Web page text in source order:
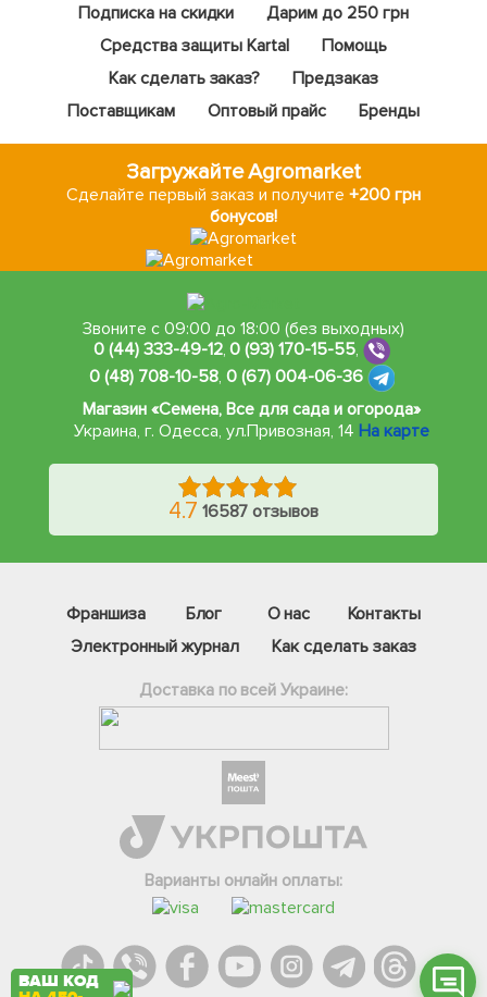
Подписка на скидки
Дарим до 250 грн
Средства защиты Kartal
Помощь
Как сделать заказ?
Предзаказ
Поставщикам
Оптовый прайс Бренды
Загружайте Agromarket
Сделайте первый заказ и получите +200 грн
бонусов!
Звоните с 09:00 до 18:00 (без выходных)
0 (44) 333-49-12,0 (93) 170-15-55,
0 (48) 708-10-58, 0 (67) 004-06-36
Магазин «Семена, Все для сада и огорода»
Украина, г. Одесса, ул.Привозная, 14 На карте
4.7 16587 отзывов
Франшиза Блог О нас
Контакты
Электронный журнал
Как сделать заказ
Доставка по всей Украине:
Варианты онлайн оплаты:
Інстаграм
Онлайн чат
ВАШ КОД